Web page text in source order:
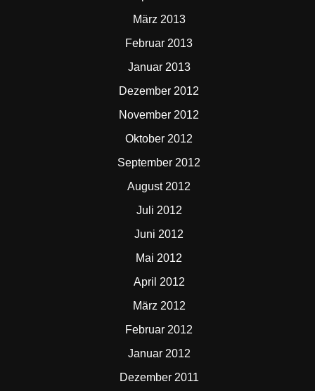
März 2013
Februar 2013
Januar 2013
Dezember 2012
November 2012
Oktober 2012
September 2012
August 2012
Juli 2012
Juni 2012
Mai 2012
April 2012
März 2012
Februar 2012
Januar 2012
Dezember 2011